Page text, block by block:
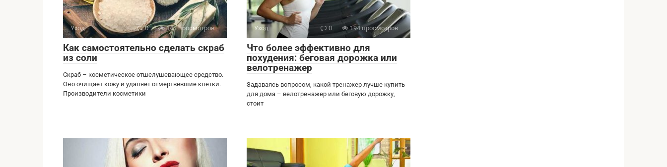
Уход 0 143 просмотров
Как самостоятельно сделать скраб
из соли
Скраб – косметическое отшелушевающее средство.
Оно очищает кожу и удаляет отмертвевшие клетки.
Производители косметики
Уход 0 194 просмотров
Что более эффективно для
похудения: беговая дорожка или
велотренажер
Задаваясь вопросом, какой тренажер лучше купить
для дома – велотренажер или беговую дорожку,
стоит